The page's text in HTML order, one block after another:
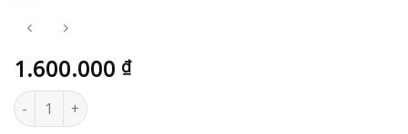
1.600.000 ₫
Lan Hồ Điệp Mừng Khai Trương | LKT36 số lượng